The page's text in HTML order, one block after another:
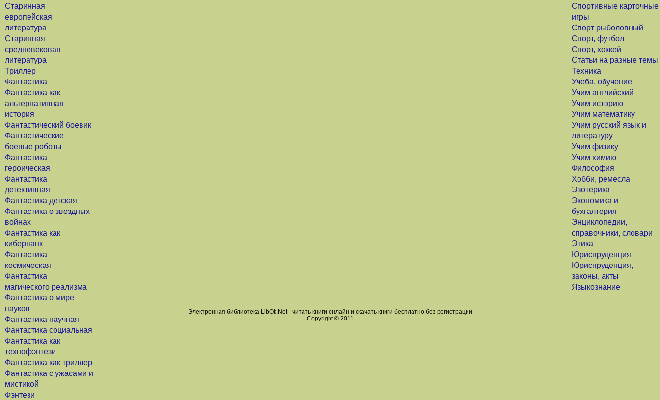
Старинная
европейская
литература
Старинная
средневековая
литература
Триллер
Фантастика
Фантастика как
альтернативная
история
Фантастический боевик
Фантастические
боевые роботы
Фантастика
героическая
Фантастика
детективная
Фантастика детская
Фантастика о звездных
войнах
Фантастика как
киберпанк
Фантастика
космическая
Фантастика
магического реализма
Фантастика о мире
пауков
Фантастика научная
Фантастика социальная
Фантастика как
технофэнтези
Фантастика как триллер
Фантастика с ужасами и
мистикой
Фэнтези
Спортивные карточные
игры
Спорт рыболовный
Спорт, футбол
Спорт, хоккей
Статьи на разные темы
Техника
Учеба, обучение
Учим английский
Учим историю
Учим математику
Учим русский язык и
литературу
Учим физику
Учим химию
Философия
Хобби, ремесла
Эзотерика
Экономика и
бухгалтерия
Энциклопедии,
справочники, словари
Этика
Юриспруденция
Юриспруденция,
законы, акты
Языкознание
Электронная библиотека LibOk.Net - читать книги онлайн и скачать книги бесплатно без регистрации
Copyright © 2011